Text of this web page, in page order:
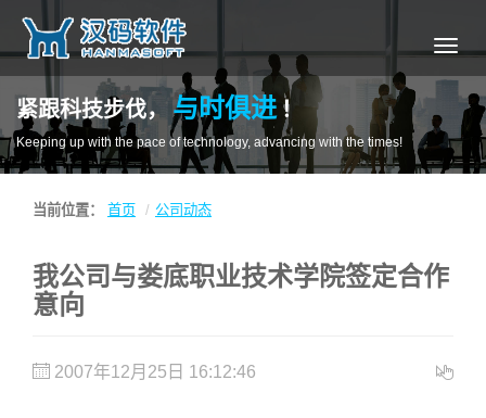
导
紧跟科技步伐， 与时俱进 ！
Keeping up with the pace of technology, advancing with the times!
当前位置： 首页 公司动态
我公司与娄底职业技术学院签定合作
意向
2007年12月25日 16:12:46